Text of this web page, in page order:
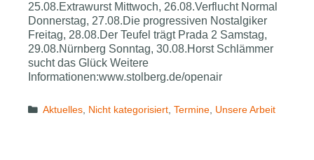
25.08.Extrawurst Mittwoch, 26.08.Verflucht Normal
Donnerstag, 27.08.Die progressiven Nostalgiker
Freitag, 28.08.Der Teufel trägt Prada 2 Samstag,
29.08.Nürnberg Sonntag, 30.08.Horst Schlämmer
sucht das Glück Weitere
Informationen:www.stolberg.de/openair
Categories
Aktuelles, Nicht kategorisiert,Termine, Unsere Arbeit